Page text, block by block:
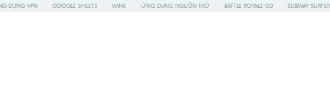
DỤNG VPN GOOGLE SHEETS WINK ỨNG DỤNG NGUỒN MỞ BATTLE ROYALE GD SUBWAY